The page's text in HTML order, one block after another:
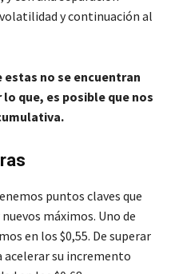
y continuación al
estas no se encuentran
que, es posible que nos
puntos claves que
máximos. Uno de
en los $0,55. De superar
su incremento